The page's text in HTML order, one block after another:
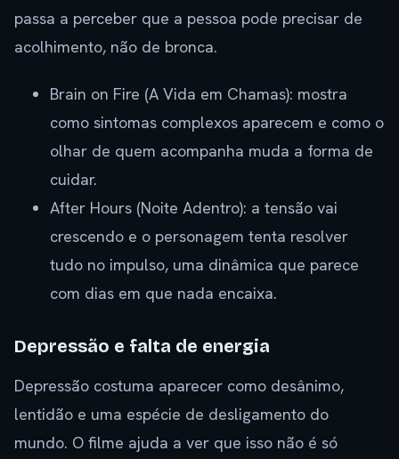
passa a perceber que a pessoa pode precisar de
acolhimento, não de bronca.
Brain on Fire (A Vida em Chamas): mostra
como sintomas complexos aparecem e como o
olhar de quem acompanha muda a forma de
cuidar.
After Hours (Noite Adentro): a tensão vai
crescendo e o personagem tenta resolver
tudo no impulso, uma dinâmica que parece
com dias em que nada encaixa.
Depressão e falta de energia
Depressão costuma aparecer como desânimo,
lentidão e uma espécie de desligamento do
mundo. O filme ajuda a ver que isso não é só